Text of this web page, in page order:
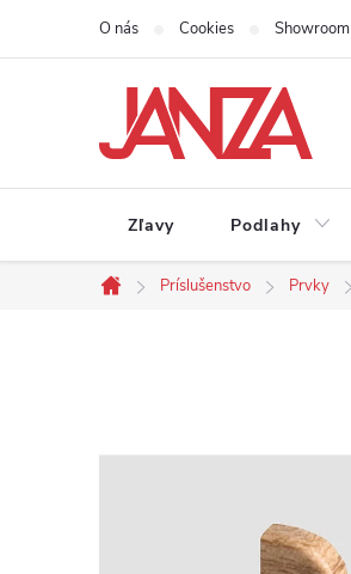
Prejsť na obsah
O nás Cookies Showroom
Zľavy Podlahy
Domov
Príslušenstvo Prvky